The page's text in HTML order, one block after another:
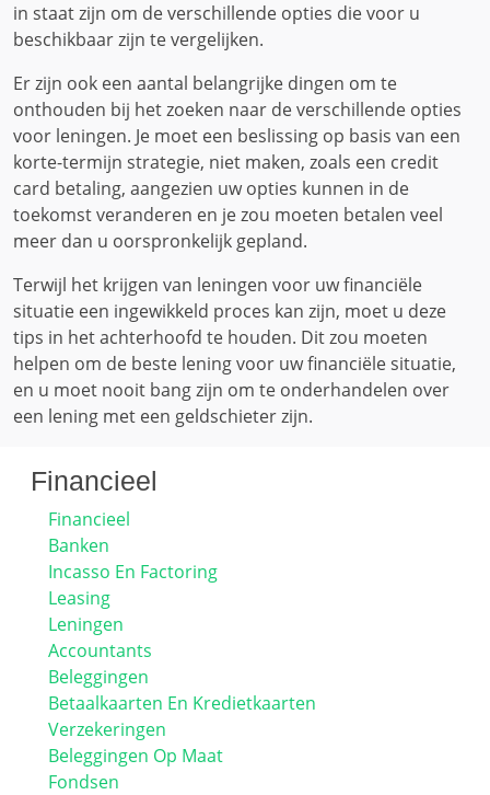
in staat zijn om de verschillende opties die voor u
beschikbaar zijn te vergelijken.
Er zijn ook een aantal belangrijke dingen om te
onthouden bij het zoeken naar de verschillende opties
voor leningen. Je moet een beslissing op basis van een
korte-termijn strategie, niet maken, zoals een credit
card betaling, aangezien uw opties kunnen in de
toekomst veranderen en je zou moeten betalen veel
meer dan u oorspronkelijk gepland.
Terwijl het krijgen van leningen voor uw financiële
situatie een ingewikkeld proces kan zijn, moet u deze
tips in het achterhoofd te houden. Dit zou moeten
helpen om de beste lening voor uw financiële situatie,
en u moet nooit bang zijn om te onderhandelen over
een lening met een geldschieter zijn.
Financieel
Financieel
Banken
Incasso En Factoring
Leasing
Leningen
Accountants
Beleggingen
Betaalkaarten En Kredietkaarten
Verzekeringen
Beleggingen Op Maat
Fondsen